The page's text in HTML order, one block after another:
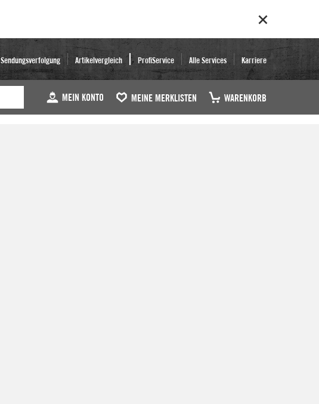
Sendungsverfolgung Artikelvergleich ProfiService Alle Services Karriere
MEIN KONTO MEINE MERKLISTEN WARENKORB